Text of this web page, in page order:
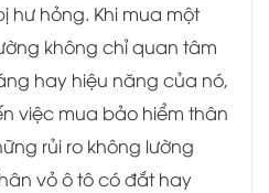
hư hỏng. Khi mua một
không chỉ quan tâm
hay hiệu năng của nó,
việc mua bảo hiểm thân
rủi ro không lường
vỏ ô tô có đắt hay